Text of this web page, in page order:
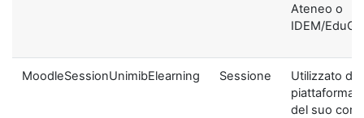
Ateneo o
IDEM/
MoodleSessionUnimibElearning Sessione
Utilizzato
piattaforma
del suo